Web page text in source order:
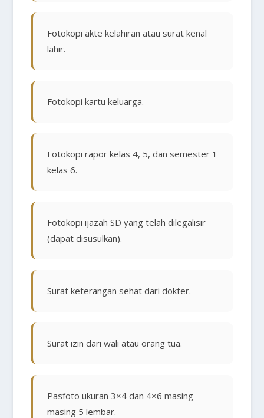
Fotokopi akte kelahiran atau surat kenal
lahir.
Fotokopi kartu keluarga.
Fotokopi rapor kelas 4, 5, dan semester 1
kelas 6.
Fotokopi ijazah SD yang telah dilegalisir
(dapat disusulkan).
Surat keterangan sehat dari dokter.
Surat izin dari wali atau orang tua.
Pasfoto ukuran 3×4 dan 4×6 masing-
masing 5 lembar.